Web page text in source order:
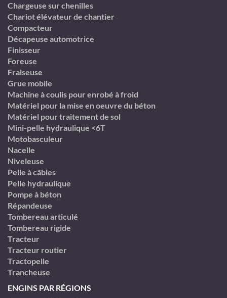
Chargeuse sur chenilles
Chariot élévateur de chantier
Compacteur
Décapeuse automotrice
Finisseur
Foreuse
Fraiseuse
Grue mobile
Machine à coulis pour enrobé à froid
Matériel pour la mise en oeuvre du béton
Matériel pour traitement de sol
Mini-pelle hydraulique <6T
Motobasculeur
Nacelle
Niveleuse
Pelle à câbles
Pelle hydraulique
Pompe à béton
Répandeuse
Tombereau articulé
Tombereau rigide
Tracteur
Tracteur routier
Tractopelle
Trancheuse
ENGINS PAR RÉGIONS